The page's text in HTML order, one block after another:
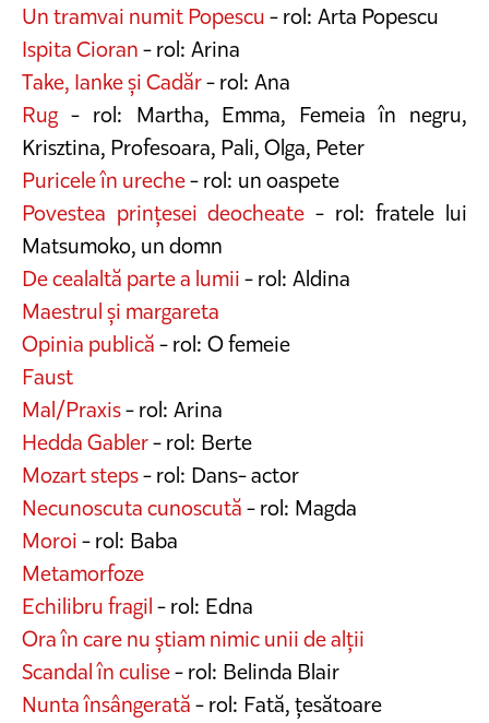
Un tramvai numit Popescu- rol: Arta Popescu
Ispita Cioran- rol: Arina
Take, Ianke și Cadăr- rol: Ana
Rug - rol: Martha, Emma, Femeia în negru,
Krisztina, Profesoara, Pali, Olga, Peter
Puricele în ureche- rol: un oaspete
Povestea prințesei deocheate - rol: fratele lui
Matsumoko, un domn
De cealaltă parte a lumii- rol: Aldina
Maestrul și margareta
Opinia publică- rol: O femeie
Faust
Mal/Praxis- rol: Arina
Hedda Gabler- rol: Berte
Mozart steps- rol: Dans- actor
Necunoscuta cunoscută- rol: Magda
Moroi- rol: Baba
Metamorfoze
Echilibru fragil- rol: Edna
Ora în care nu știam nimic unii de alții
Scandal în culise- rol: Belinda Blair
Nunta însângerată- rol: Fată, țesătoare